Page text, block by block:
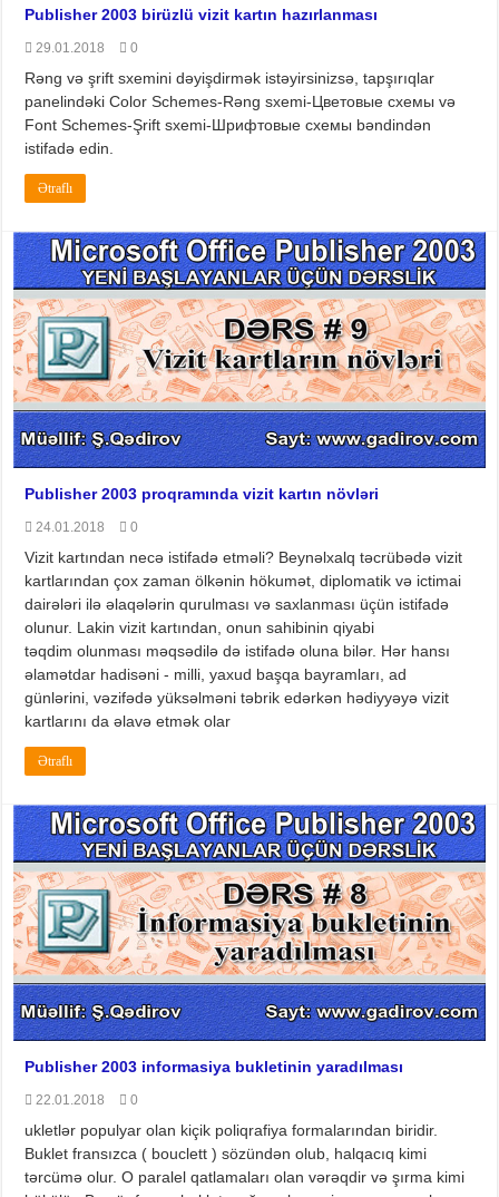
Publisher 2003 birüzlü vizit kartın hazırlanması
29.01.2018 0
Rəng və şrift sxemini dəyişdirmək istəyirsinizsə, tapşırıqlar
panelindəki Color Schemes-Rəng sxemi-Цветовые схемы və
Font Schemes-Şrift sxemi-Шрифтовые схемы bəndindən
istifadə edin.
Ətraflı
Publisher 2003 proqramında vizit kartın növləri
24.01.2018 0
Vizit kartından necə istifadə etməli? Beynəlxalq təcrübədə vizit
kartlarından çox zaman ölkənin hökumət, diplomatik və ictimai
dairələri ilə əlaqələrin qurulması və saxlanması üçün istifadə
olunur. Lakin vizit kartından, onun sahibinin qiyabi
təqdim olunması məqsədilə də istifadə oluna bilər. Hər hansı
əlamətdar hadisəni - milli, yaxud başqa bayramları, ad
günlərini, vəzifədə yüksəlməni təbrik edərkən hədiyyəyə vizit
kartlarını da əlavə etmək olar
Ətraflı
Publisher 2003 informasiya bukletinin yaradılması
22.01.2018 0
ukletlər populyar olan kiçik poliqrafiya formalarından biridir.
Buklet fransızca ( bouclett ) sözündən olub, halqacıq kimi
tərcümə olur. O paralel qatlamaları olan vərəqdir və şırma kimi